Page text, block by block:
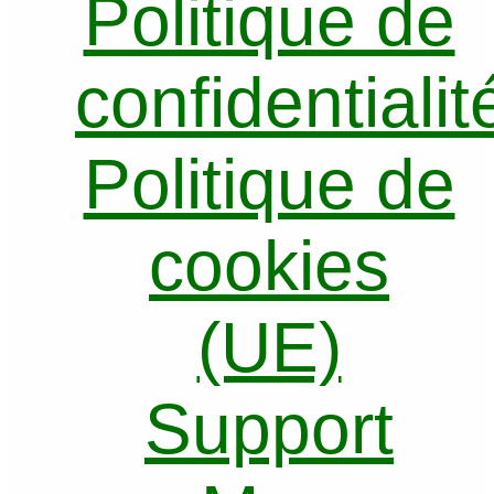
Politique de
Politique de
cookies
(UE)
Support